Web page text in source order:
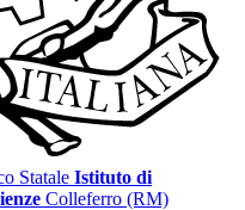
Statale Istituto di
Colleferro (RM)